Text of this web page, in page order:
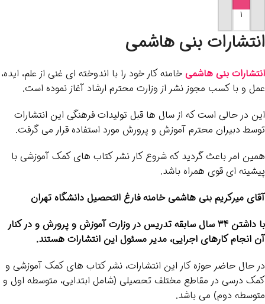
افزودن به سبد خرید
انتشارات بنی هاشمی
انتشارات بنی هاشمی خامنه کار خود را با اندوخته ای غنی از علم، ایده،
عمل و با کسب مجوز نشر از وزارت محترم ارشاد آغاز نموده است.
این در حالی است که از سال ها قبل تولیدات فرهنگی این انتشارات
توسط دبیران محترم آموزش و پرورش مورد استفاده قرار می گرفت.
همین امر باعث گردید که شروع کار نشر کتاب های کمک آموزشی با
پیشینه ای قوی همراه باشد.
آقای میرکریم بنی هاشمی خامنه فارغ التحصیل دانشگاه تهران
با داشتن 34 سال سابقه تدریس در وزارت آموزش و پرورش و در کنار
آن انجام کارهای اجرایی، مدیر مسئول این انتشارات هستند.
در حال حاضر حوزه کار این انتشارات، نشر کتاب های کمک آموزشی و
کمک درسی در مقاطع مختلف تحصیلی (شامل ابتدایی، متوسطه اول و
متوسطه دوم) می باشد.